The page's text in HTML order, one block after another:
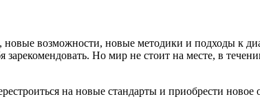
новые возможности, новые методики и подходы к
Но мир не стоит на месте, в
на новые стандарты и приобрести